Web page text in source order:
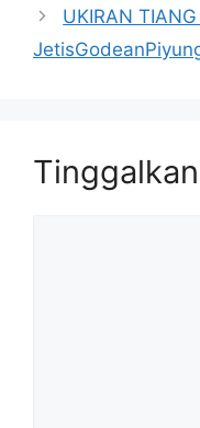
UKIRAN TIANG